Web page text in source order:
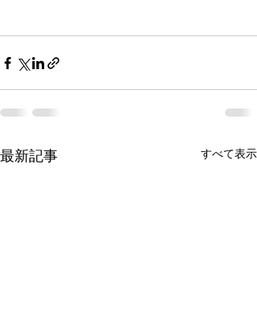
最新記事 すべて表示